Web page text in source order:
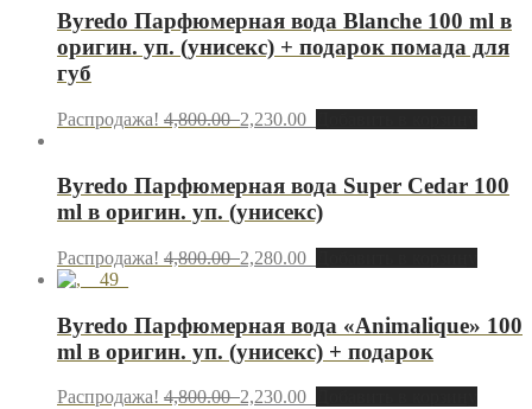
Byredo Парфюмерная вода Blanche 100 ml в
оригин. уп. (унисекс) + подарок помада для
губ
Распродажа! 4,800.002,230.00
Byredo Парфюмерная вода Super Cedar 100
ml в оригин. уп. (унисекс)
Распродажа! 4,800.002,280.00
Byredo Парфюмерная вода «Animalique» 100
ml в оригин. уп. (унисекс) + подарок
Распродажа! 4,800.002,230.00